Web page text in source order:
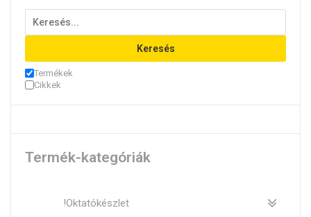
Keresés
Termékek
Cikkek
Termék-kategóriák
!Oktatókészlet